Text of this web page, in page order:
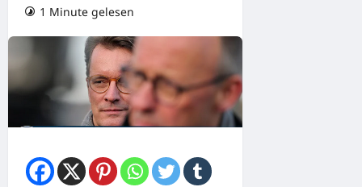
1 Minute gelesen